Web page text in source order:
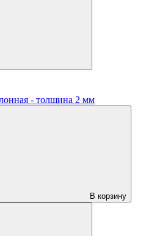
- толщина 2 мм
В корзину